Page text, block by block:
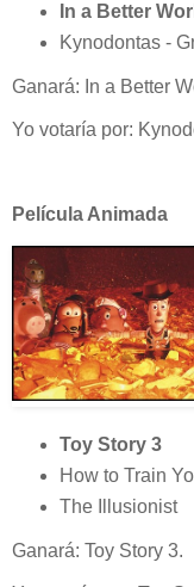
In a Better
Kynodontas -
Ganará: In a Better
Yo votaría por:
Película Animada
Toy Story 3
How to Train
The Illusionist
Ganará: Toy Story 3.